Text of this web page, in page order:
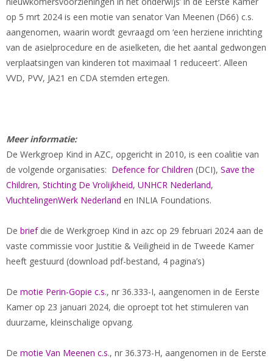
op 5 mrt 2024 is een motie van senator Van Meenen (D66) c.s.
aangenomen, waarin wordt gevraagd om ‘een herziene inrichting
van de asielprocedure en de asielketen, die het aantal gedwongen
verplaatsingen van kinderen tot maximaal 1 reduceert’. Alleen
VVD, PVV, JA21 en CDA stemden ertegen.
Meer informatie:
De Werkgroep Kind in AZC, opgericht in 2010, is een coalitie van
de volgende organisaties: Defence for Children (DCI), Save the
Children, Stichting De Vrolijkheid, UNHCR Nederland,
VluchtelingenWerk Nederland en INLIA Foundations.
De briefdie de Werkgroep Kind in azc op 29 februari 2024 aan de
vaste commissie voor Justitie & Veiligheid in de Tweede Kamer
heeft gestuurd (download pdf-bestand, 4 pagina’s)
De motie Perin-Gopie c.s., nr 36.333-I, aangenomen in de Eerste
Kamer op 23 januari 2024, die oproept tot het stimuleren van
duurzame, kleinschalige opvang.
De motie Van Meenen c.s., nr 36.373-H, aangenomen in de Eerste